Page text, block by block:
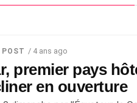
/ 4 ans ago
premier pays
en ouverture